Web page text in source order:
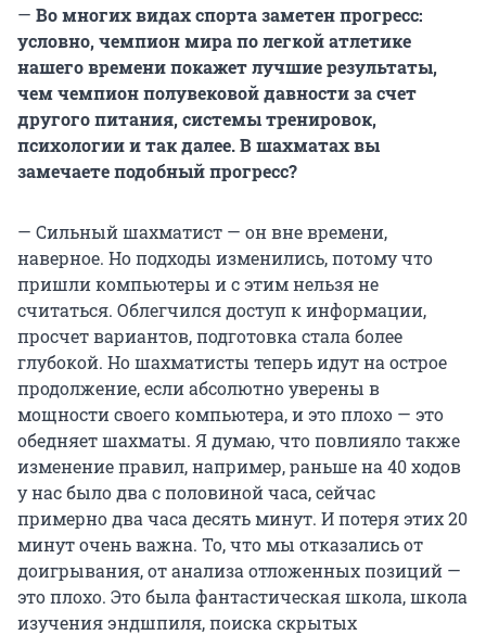
— Во многих видах спорта заметен прогресс:
условно, чемпион мира по легкой атлетике
нашего времени покажет лучшие результаты,
чем чемпион полувековой давности за счет
другого питания, системы тренировок,
психологии и так далее. В шахматах вы
замечаете подобный прогресс?
— Сильный шахматист — он вне времени,
наверное. Но подходы изменились, потому что
пришли компьютеры и с этим нельзя не
считаться. Облегчился доступ к информации,
просчет вариантов, подготовка стала более
глубокой. Но шахматисты теперь идут на острое
продолжение, если абсолютно уверены в
мощности своего компьютера, и это плохо — это
обедняет шахматы. Я думаю, что повлияло также
изменение правил, например, раньше на 40 ходов
у нас было два с половиной часа, сейчас
примерно два часа десять минут. И потеря этих 20
минут очень важна. То, что мы отказались от
доигрывания, от анализа отложенных позиций —
это плохо. Это была фантастическая школа, школа
изучения эндшпиля, поиска скрытых